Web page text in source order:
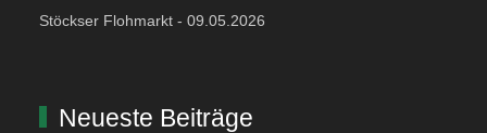
Stöckser Flohmarkt - 09.05.2026
Neueste Beiträge